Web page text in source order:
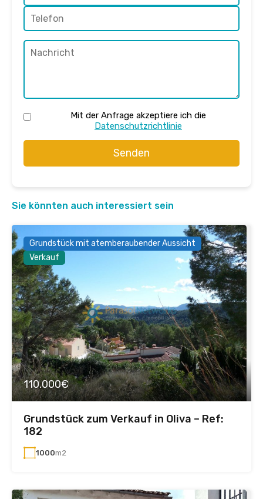
Mit der Anfrage akzeptiere ich die
Datenschutzrichtlinie
Senden
Sie könnten auch interessiert sein
Grundstück mit atemberaubender Aussicht
Verkauf
110.000€
Grundstück zum Verkauf in Oliva – Ref:
182
1000m2